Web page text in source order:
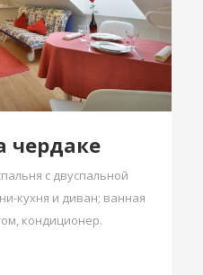
чердаке
с двуспальной
кухня и диван; ванная
кондиционер.